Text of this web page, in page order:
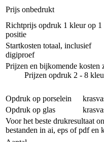
Prijs onbedrukt
Richtprijs opdruk 1 kleur op 1
positie
Startkosten totaal, inclusief
digiproef
Prijzen en bijkomende kosten
Prijzen opdruk 2 - 8
Opdruk op porselein
Opdruk op glas
Voor het beste drukresultaat
bestanden in ai, eps of pdf en